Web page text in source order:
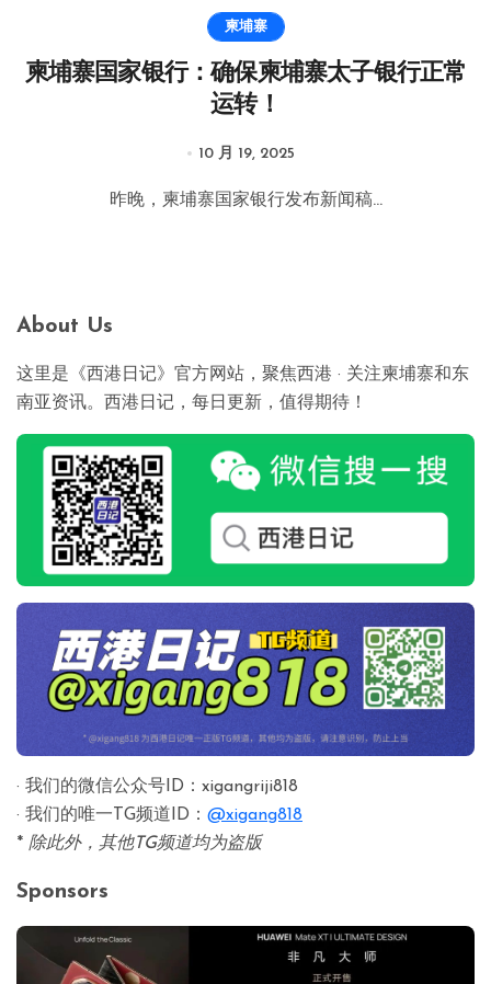
柬埔寨
柬埔寨国家银行：确保柬埔寨太子银行正常
运转！
10 月 19, 2025
昨晚，柬埔寨国家银行发布新闻稿...
About Us
这里是《西港日记》官方网站，聚焦西港 · 关注柬埔寨和东
南亚资讯。西港日记，每日更新，值得期待！
· 我们的微信公众号ID：xigangriji818
· 我们的唯一TG频道ID： @xigang818
* 除此外，其他TG频道均为盗版
Sponsors